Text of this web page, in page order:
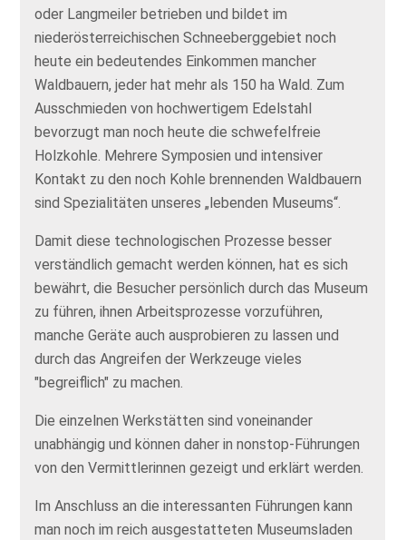
oder Langmeiler betrieben und bildet im
niederösterreichischen Schneeberggebiet noch
heute ein bedeutendes Einkommen mancher
Waldbauern, jeder hat mehr als 150 ha Wald. Zum
Ausschmieden von hochwertigem Edelstahl
bevorzugt man noch heute die schwefelfreie
Holzkohle. Mehrere Symposien und intensiver
Kontakt zu den noch Kohle brennenden Waldbauern
sind Spezialitäten unseres „lebenden Museums“.
Damit diese technologischen Prozesse besser
verständlich gemacht werden können, hat es sich
bewährt, die Besucher persönlich durch das Museum
zu führen, ihnen Arbeitsprozesse vorzuführen,
manche Geräte auch ausprobieren zu lassen und
durch das Angreifen der Werkzeuge vieles
"begreiflich" zu machen.
Die einzelnen Werkstätten sind voneinander
unabhängig und können daher in nonstop-Führungen
von den Vermittlerinnen gezeigt und erklärt werden.
Im Anschluss an die interessanten Führungen kann
man noch im reich ausgestatteten Museumsladen